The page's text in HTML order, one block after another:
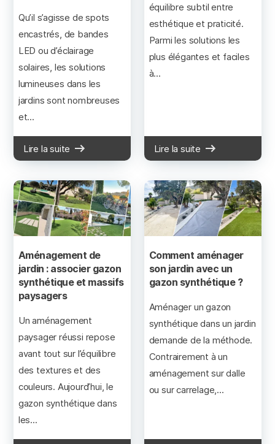
Qu’il s’agisse de spots
encastrés, de bandes
LED ou d’éclairage
solaires, les solutions
lumineuses dans les
jardins sont nombreuses
et...
Lire la suite
équilibre subtil entre
esthétique et praticité.
Parmi les solutions les
plus élégantes et faciles
à...
Lire la suite
Aménagement de
jardin : associer gazon
synthétique et massifs
paysagers
Un aménagement
paysager réussi repose
avant tout sur l’équilibre
des textures et des
couleurs. Aujourd’hui, le
gazon synthétique dans
les...
Comment aménager
son jardin avec un
gazon synthétique ?
Aménager un gazon
synthétique dans un jardin
demande de la méthode.
Contrairement à un
aménagement sur dalle
ou sur carrelage,...